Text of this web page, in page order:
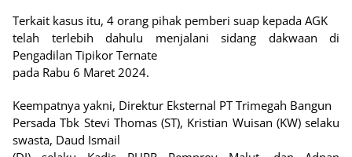
Terkait kasus itu, 4 orang pihak pemberi suap kepada AGK
telah terlebih dahulu menjalani sidang dakwaan di
Pengadilan Tipikor Ternate
pada Rabu 6 Maret 2024.
Keempatnya yakni, Direktur Eksternal PT Trimegah Bangun
Persada Tbk Stevi Thomas (ST), Kristian Wuisan (KW) selaku
swasta, Daud Ismail